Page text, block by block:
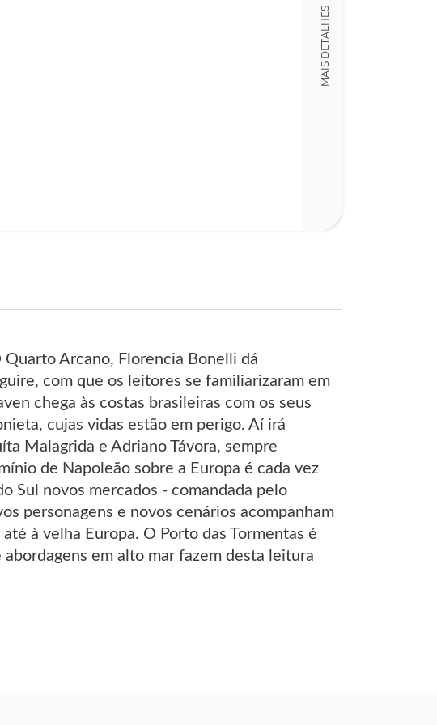
MAIS DETALHES
Quarto Arcano, Florencia Bonelli dá
com que os leitores se familiarizaram em
chega às costas brasileiras com os seus
cujas vidas estão em perigo. Aí irá
Malagrida e Adriano Távora, sempre
de Napoleão sobre a Europa é cada vez
Sul novos mercados - comandada pelo
personagens e novos cenários acompanham
à velha Europa. O Porto das Tormentas é
em alto mar fazem desta leitura